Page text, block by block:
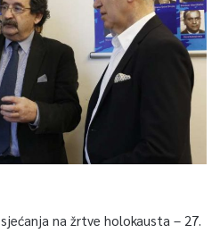
na žrtve holokausta – 27.